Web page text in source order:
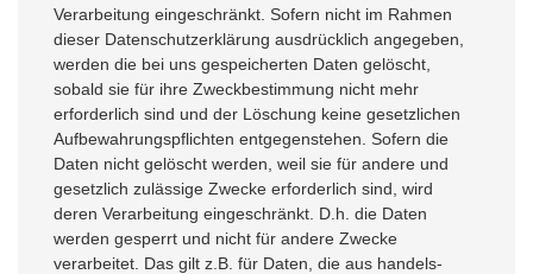
Verarbeitung eingeschränkt. Sofern nicht im Rahmen
dieser Datenschutzerklärung ausdrücklich angegeben,
werden die bei uns gespeicherten Daten gelöscht,
sobald sie für ihre Zweckbestimmung nicht mehr
erforderlich sind und der Löschung keine gesetzlichen
Aufbewahrungspflichten entgegenstehen. Sofern die
Daten nicht gelöscht werden, weil sie für andere und
gesetzlich zulässige Zwecke erforderlich sind, wird
deren Verarbeitung eingeschränkt. D.h. die Daten
werden gesperrt und nicht für andere Zwecke
verarbeitet. Das gilt z.B. für Daten, die aus handels-